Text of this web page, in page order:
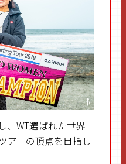
、WT選ばれた世界
アーの頂点を目指し